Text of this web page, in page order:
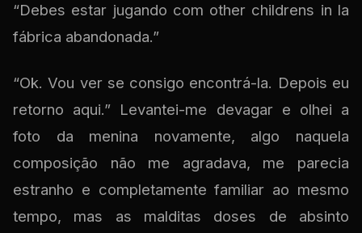
“Debes estar jugando com other childrens in la
fábrica abandonada.”
“Ok. Vou ver se consigo encontrá-la. Depois eu
retorno aqui.” Levantei-me devagar e olhei a
foto da menina novamente, algo naquela
composição não me agradava, me parecia
estranho e completamente familiar ao mesmo
tempo, mas as malditas doses de absinto